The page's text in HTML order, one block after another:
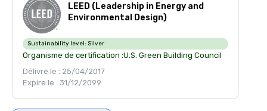
LEED (Leadership in Energy and
Environmental Design)
Sustainability level: Silver
Organisme de certification :U.S. Green Building Council
Délivré le : 25/04/2017
Expire le : 31/12/2099